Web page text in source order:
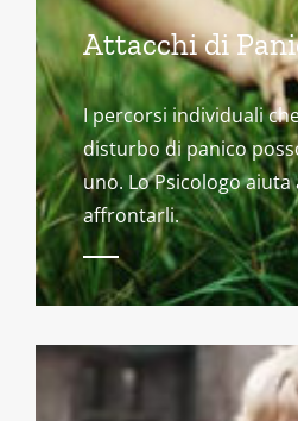
Attacchi di
I percorsi individuali
disturbo di panico
uno. Lo Psicologo
affrontarli.